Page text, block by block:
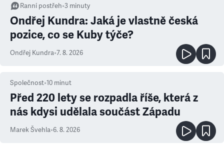
Ranní postřeh•3 minuty
Ondřej Kundra: Jaká je vlastně česká
pozice, co se Kuby týče?
Ondřej Kundra•7. 8. 2026
Společnost•10 minut
Před 220 lety se rozpadla říše, která z
nás kdysi udělala součást Západu
Marek Švehla•6. 8. 2026